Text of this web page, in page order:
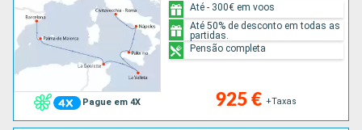
Pague em 4X 925 € +Taxas
Até - 300€ em voos
Até 50% de desconto em todas as
partidas.
Pensão completa